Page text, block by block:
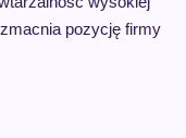
pozycję firmy